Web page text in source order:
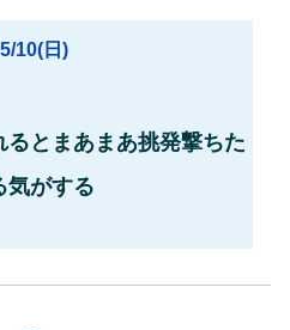
10(日)
るとまあまあ挑発撃ちた
気がする